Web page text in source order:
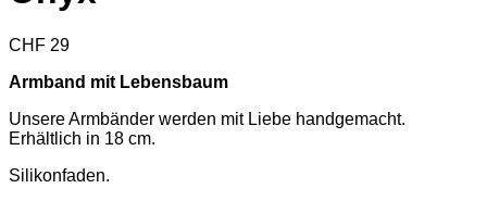
CHF 29
Armband mit Lebensbaum
Unsere Armbänder werden mit Liebe handgemacht.
Erhältlich in 18 cm.
Silikonfaden.